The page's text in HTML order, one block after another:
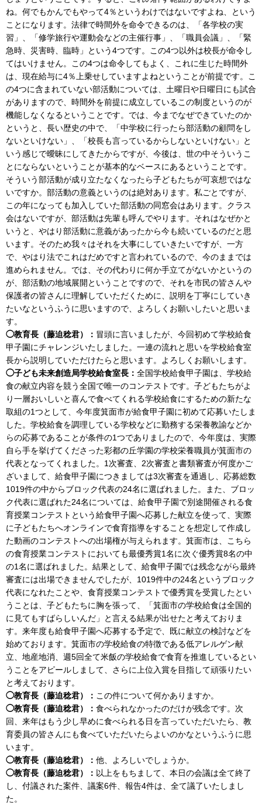
ね。何でもかんでもやって4％というわけではないですよね、という
ことになります。法律で時間外を命令できるのは、「各学校の実
習」、「修学旅行や運動会などの主催行事」、「職員会議」、「緊
急時、災害時、臨時」という4つです。この4つ以外は校長が命令し
てはいけません。この4つは命令してもよく、これに生じた時間外
は、現在給与に4％上乗せしていますよねということが前提です。こ
の4つに含まれていない部活動については、土曜日や日曜日にも試合
がありますので、時間外を前提に成立しているこの制度というのが
機能しなくなるということです。では、今までなぜできていたのか
というと、長い歴史の中で、「中学校に行ったら部活動の顧問をし
ないといけない」、「校長も言っているからしないといけない」と
いう感じで曖昧にしてきたからですが、今後は、世の中そういうこ
とにならないということが基本的なベースにあるということです。
そういう部活動が成り立たなくなったら子どもたちが可哀想ではな
いですか。部活動の意義というのは絶対あります。私ごとですが、
この年になっても加入していた部活動の同窓会はあります。クラス
会はないですが、部活動は先輩も呼んでやります。それはなぜかと
いうと、やはり部活動に意義があったから今も続いているのだと思
います。そのため我々はそれを大事にしていきたいですが、一方
で、やはり法でこれはだめですと言われているので、今のままでは
進められません。では、その代わりに何か手立てがないかというの
が、部活動の地域展開ということですので、それを市民の皆さんや
保護者の皆さんに理解していただくために、説明を丁寧にしていき
たいなというふうに思いますので、よろしくお願いしたいと思いま
す。
◯教育長（藤迫稔君）： 冒頭に言いましたが、今回初めて学校給食
甲子園にチャレンジいたしました。一連の流れと思いを学校給食室
長から説明していただけたらと思います。よろしくお願いします。
◯子ども未来創造局学校給食室長： 全国学校給食甲子園は、学校給
食の献立内容を競う全国で唯一のコンテストです。子どもたちがよ
り一層おいしいと喜んで食べてくれる学校給食にするための新たな
取組の1つとして、今年度箕面市が給食甲子園に初めて応募いたしま
した。学校給食を調理している学校などに勤務する栄養教諭などか
らの応募であることが条件の1つでありましたので、今年度は、実際
自ら手を挙げてくださった彩都の丘学園の学校栄養職員が箕面市の
代表となってくれました。1次審査、2次審査と書類審査が何度かご
ざいまして、給食甲子園につきましては3次審査を通過し、応募総数
1019件の中からブロック代表の24名に選ばれました。また、ブロッ
ク代表に選ばれた24名については、給食甲子園で別途開催される食
育授業コンテストという給食甲子園へ応募した献立を使って、実際
に子どもたちへオンラインで食育指導をすることを想定して作成し
た動画のコンテストへの出場権が与えられます。箕面市は、こちら
の食育授業コンテストにおいても最優秀賞1名に次ぐ優秀賞8名の中
の1名に選ばれました。結果として、給食甲子園では残念ながら最終
審査には出場できませんでしたが、1019件中の24名というブロック
代表になれたことや、食育授業コンテストで優秀賞を受賞したとい
うことは、子どもたちに胸を張って、「箕面市の学校給食は全国的
に見てもすばらしいんだ」と言える結果が出せたと考えておりま
す。来年度も給食甲子園へ応募する予定で、既に献立の検討などを
始めております。箕面市の学校給食の特徴である低アレルゲン献
立、地産地消、週5回全て米飯の学校給食で食育を推進しているとい
うことをアピールしまして、さらに上位入賞を目指して頑張りたい
と考えております。
◯教育長（藤迫稔君）： この件について何かありますか。
◯教育長（藤迫稔君）： 食べられなかったのだけが残念です。次
回、来年はもう少し早めに食べられる日を言っていただいたら、教
育委員の皆さんにも食べていただいたらよいのかなというふうに思
います。
◯教育長（藤迫稔君）： 他、よろしいでしょうか。
◯教育長（藤迫稔君）： 以上をもちまして、本日の会議は全て終了
し、付議された案件、議案6件、報告4件は、全て議了いたしまし
た。